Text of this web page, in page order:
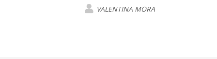
VALENTINA MORA